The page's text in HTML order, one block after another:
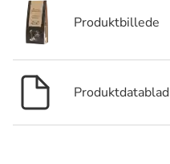
Produktbillede
Produktdatablad